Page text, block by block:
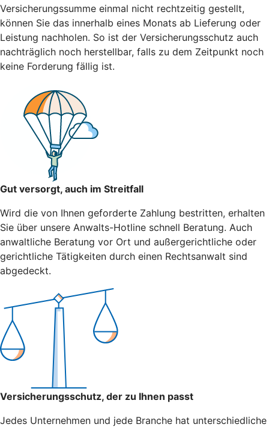
Versicherungssumme einmal nicht rechtzeitig gestellt,
können Sie das innerhalb eines Monats ab Lieferung oder
Leistung nachholen. So ist der Versicherungsschutz auch
nachträglich noch herstellbar, falls zu dem Zeitpunkt noch
keine Forderung fällig ist.
Gut versorgt, auch im Streitfall
Wird die von Ihnen geforderte Zahlung bestritten, erhalten
Sie über unsere Anwalts-Hotline schnell Beratung. Auch
anwaltliche Beratung vor Ort und außergerichtliche oder
gerichtliche Tätigkeiten durch einen Rechtsanwalt sind
abgedeckt.
Versicherungsschutz, der zu Ihnen passt
Jedes Unternehmen und jede Branche hat unterschiedliche